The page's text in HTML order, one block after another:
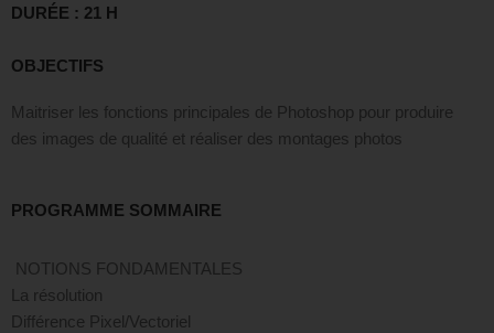
DURÉE : 21 H
OBJECTIFS
Maitriser les fonctions principales de Photoshop pour produire
des images de qualité et réaliser des montages photos
PROGRAMME SOMMAIRE
NOTIONS FONDAMENTALES
La résolution
Différence Pixel/Vectoriel